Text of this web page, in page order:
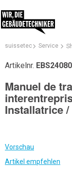
suissetec Service
Artikelnr. EBS24080
Manuel de
Installatrice
Vorschau
Artikel empfehlen